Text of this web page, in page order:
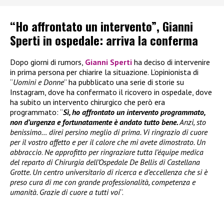
“Ho affrontato un intervento”, Gianni
Sperti in ospedale: arriva la conferma
Dopo giorni di rumors, Gianni Sperti ha deciso di intervenire
in prima persona per chiarire la situazione. L’opinionista di
“Uomini e Donne” ha pubblicato una serie di storie su
Instagram, dove ha confermato il ricovero in ospedale, dove
ha subito un intervento chirurgico che però era
programmato: “Sì, ho affrontato un intervento programmato,
non d’urgenza e fortunatamente è andato tutto bene.Anzi, sto
benissimo… direi persino meglio di prima. Vi ringrazio di cuore
per il vostro affetto e per il calore che mi avete dimostrato. Un
abbraccio. Ne approfitto per ringraziare tutta l’équipe medica
del reparto di Chirurgia dell’Ospedale De Bellis di Castellana
Grotte. Un centro universitario di ricerca e d’eccellenza che si è
preso cura di me con grande professionalità, competenza e
umanità. Grazie di cuore a tutti voi“.